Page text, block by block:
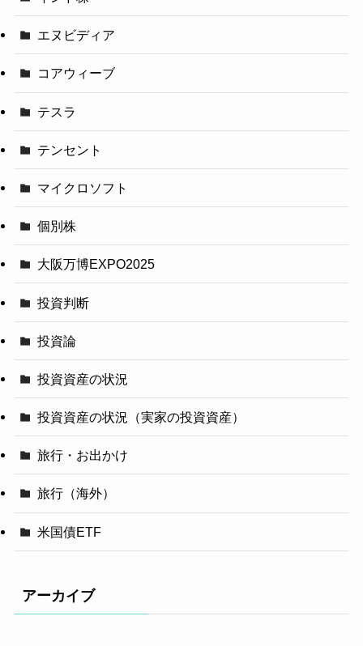
エヌビディア
コアウィーブ
テスラ
テンセント
マイクロソフト
個別株
大阪万博EXPO2025
投資判断
投資論
投資資産の状況
投資資産の状況（実家の投資資産）
旅行・お出かけ
旅行（海外）
米国債ETF
アーカイブ